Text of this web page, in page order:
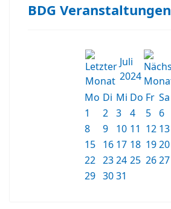
BDG Veranstaltungen
Juli
2024
Mo Di Mi Do Fr Sa
1
2 3 4 5 6
8
9 10 11 12 13
15 16 17 18 1920
22 2324 25 2627
29 3031